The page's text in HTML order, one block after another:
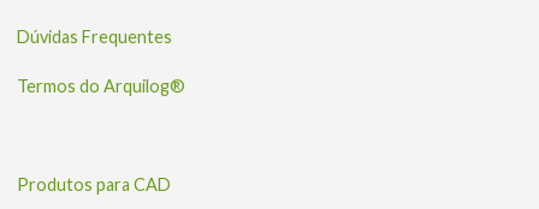
Dúvidas Frequentes
Termos do Arquilog®
Produtos para CAD